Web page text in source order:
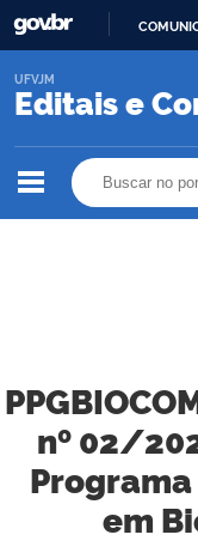
Editais e
UFVJM
nº 02/
em